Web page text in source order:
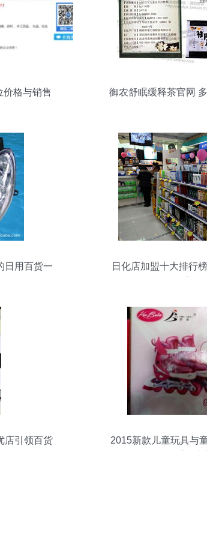
价格与销售
御农舒眠缓释茶官网
日用百货一
日化店加盟十大排行
店引领百货
2015新款儿童玩具与